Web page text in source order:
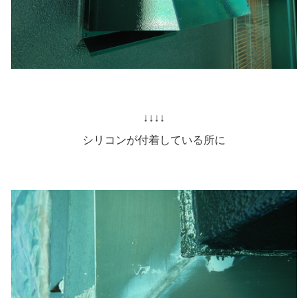
↓↓↓↓
シリコンが付着している所に